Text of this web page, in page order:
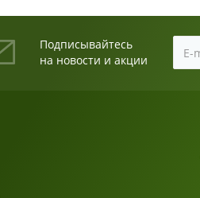
Подписывайтесь
на новости и акции